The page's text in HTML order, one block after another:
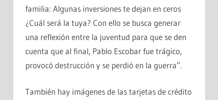
familia: Algunas inversiones te dejan en ceros
¿Cuál será la tuya? Con ello se busca generar
una reflexión entre la juventud para que se den
cuenta que al final, Pablo Escobar fue trágico,
provocó destrucción y se perdió en la guerra”.
También hay imágenes de las tarjetas de crédito